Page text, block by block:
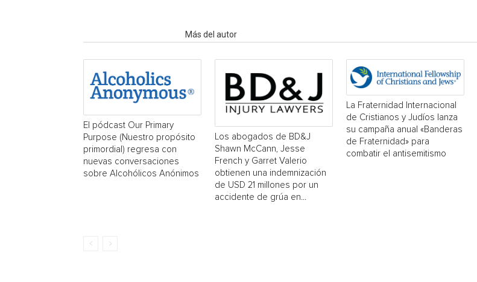
Más del autor
El pódcast Our Primary
Purpose (Nuestro propósito
primordial) regresa con
nuevas conversaciones
sobre Alcohólicos Anónimos
Los abogados de BD&J
Shawn McCann, Jesse
French y Garret Valerio
obtienen una indemnización
de USD 21 millones por un
accidente de grúa en...
La Fraternidad Internacional
de Cristianos y Judíos lanza
su campaña anual «Banderas
de Fraternidad» para
combatir el antisemitismo